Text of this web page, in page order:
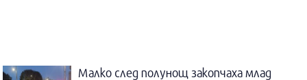
Малко след полунощ закопчаха млад